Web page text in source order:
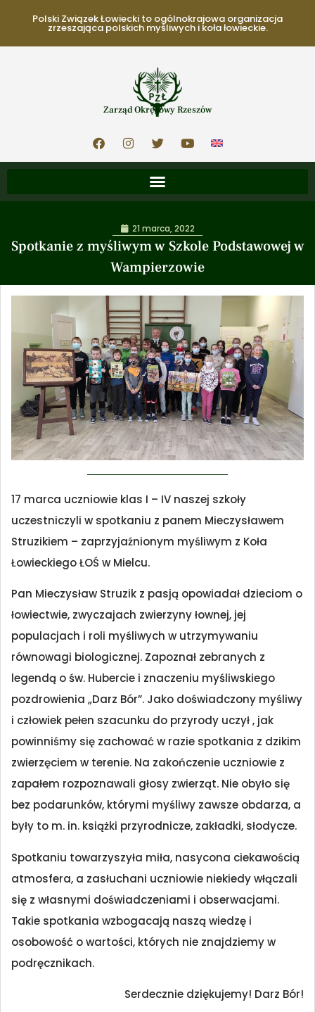
Polski Związek Łowiecki to ogólnokrajowa organizacja
zrzeszająca polskich myśliwych i koła łowieckie.
Zarząd Okręgowy Rzeszów
Spotkanie z myśliwym w Szkole Podstawowej w
Wampierzowie
21 marca, 2022
17 marca uczniowie klas I – IV naszej szkoły
uczestniczyli w spotkaniu z panem Mieczysławem
Struzikiem – zaprzyjaźnionym myśliwym z Koła
Łowieckiego ŁOŚ w Mielcu.
Pan Mieczysław Struzik z pasją opowiadał dzieciom o
łowiectwie, zwyczajach zwierzyny łownej, jej
populacjach i roli myśliwych w utrzymywaniu
równowagi biologicznej. Zapoznał zebranych z
legendą o św. Hubercie i znaczeniu myśliwskiego
pozdrowienia „Darz Bór”. Jako doświadczony myśliwy
i człowiek pełen szacunku do przyrody uczył , jak
powinniśmy się zachować w razie spotkania z dzikim
zwierzęciem w terenie. Na zakończenie uczniowie z
zapałem rozpoznawali głosy zwierząt. Nie obyło się
bez podarunków, którymi myśliwy zawsze obdarza, a
były to m. in. książki przyrodnicze, zakładki, słodycze.
Spotkaniu towarzyszyła miła, nasycona ciekawością
atmosfera, a zasłuchani uczniowie niekiedy włączali
się z własnymi doświadczeniami i obserwacjami.
Takie spotkania wzbogacają naszą wiedzę i
osobowość o wartości, których nie znajdziemy w
podręcznikach.
Serdecznie dziękujemy! Darz Bór!